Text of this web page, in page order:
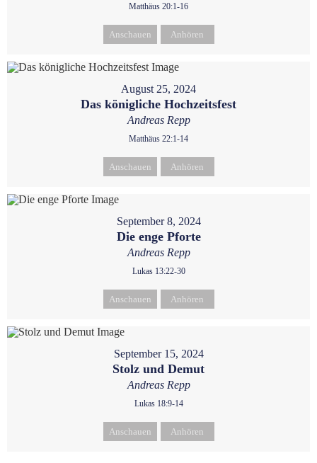
Matthäus 20:1-16
Anschauen Anhören
August 25, 2024
Das königliche Hochzeitsfest
Andreas Repp
Matthäus 22:1-14
Anschauen Anhören
September 8, 2024
Die enge Pforte
Andreas Repp
Lukas 13:22-30
Anschauen Anhören
September 15, 2024
Stolz und Demut
Andreas Repp
Lukas 18:9-14
Anschauen Anhören